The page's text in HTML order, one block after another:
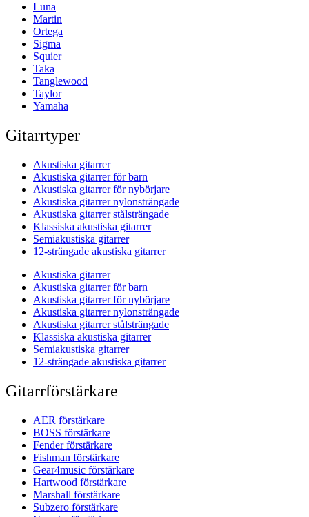
Luna
Martin
Ortega
Sigma
Squier
Taka
Tanglewood
Taylor
Yamaha
Gitarrtyper
Akustiska gitarrer
Akustiska gitarrer för barn
Akustiska gitarrer för nybörjare
Akustiska gitarrer nylonsträngade
Akustiska gitarrer stålsträngade
Klassiska akustiska gitarrer
Semiakustiska gitarrer
12-strängade akustiska gitarrer
Akustiska gitarrer
Akustiska gitarrer för barn
Akustiska gitarrer för nybörjare
Akustiska gitarrer nylonsträngade
Akustiska gitarrer stålsträngade
Klassiska akustiska gitarrer
Semiakustiska gitarrer
12-strängade akustiska gitarrer
Gitarrförstärkare
AER förstärkare
BOSS förstärkare
Fender förstärkare
Fishman förstärkare
Gear4music förstärkare
Hartwood förstärkare
Marshall förstärkare
Subzero förstärkare